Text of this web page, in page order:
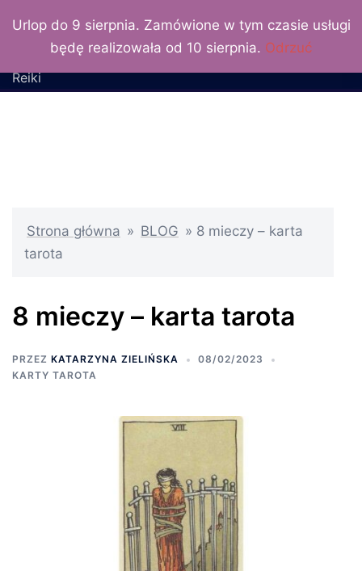
Urlop do 9 sierpnia. Zamówione w tym czasie usługi
będę realizowała od 10 sierpnia. Odrzuć
doKatarzyna Zielińska –
wróżka, numerolog, Mistrz
Reiki
Strona główna » BLOG » 8 mieczy – karta
tarota
8 mieczy – karta tarota
PRZEZ KATARZYNA ZIELIŃSKA
08/02/2023
KARTY TAROTA